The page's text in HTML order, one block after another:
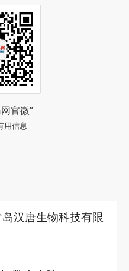
官微”
用信息
汉唐生物科技有限